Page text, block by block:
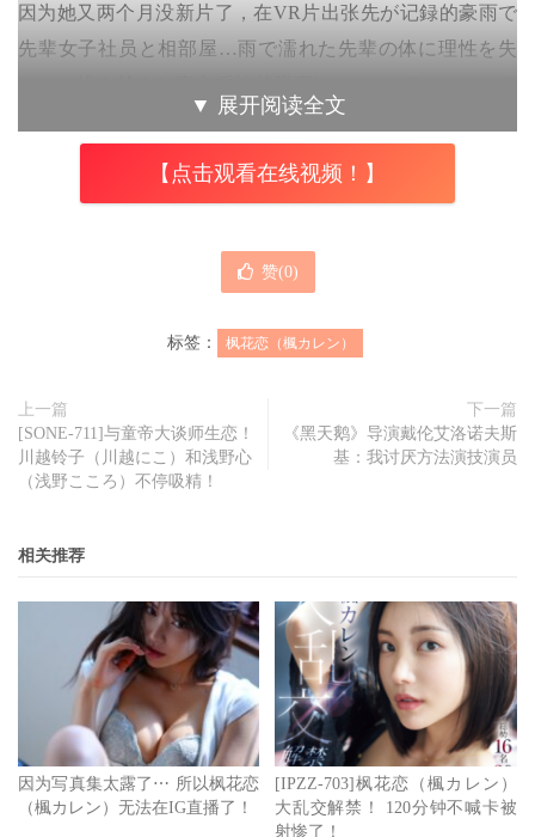
因为她又两个月没新片了，在VR片出张先が记録的豪雨で
先辈女子社员と相部屋…雨で濡れた先辈の体に理性を失
社)的发片轮值了，这个月(2025/4)没有新片，下个月也没看
▼ 展开阅读全文
【点击观看在线视频！】
赞(0)
标签： 枫花恋（楓カレン）
上一篇
[SONE-711]与童帝大谈师生恋！
川越铃子（川越にこ）和浅野心
（浅野こころ）不停吸精！
下一篇
《黑天鹅》导演戴伦艾洛诺夫斯
基：我讨厌方法演技演员
相关推荐
因为写真集太露了⋯ 所以枫花恋
（楓カレン）无法在IG直播了！
[IPZZ-703]枫花恋（楓カレン）
大乱交解禁！ 120分钟不喊卡被
射惨了！